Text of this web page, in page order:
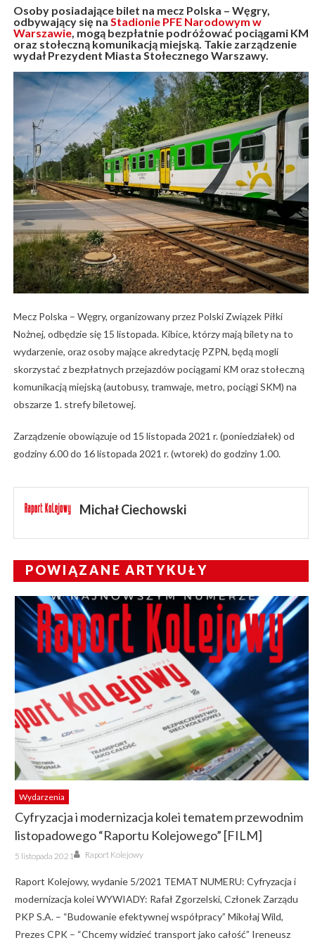
Osoby posiadające bilet na mecz Polska – Węgry,
odbywający się na Stadionie PFE Narodowym w
Warszawie, mogą bezpłatnie podróżować pociągami KM
oraz stołeczną komunikacją miejską. Takie zarządzenie
wydał Prezydent Miasta Stołecznego Warszawy.
Mecz Polska – Węgry, organizowany przez Polski Związek Piłki
Nożnej, odbędzie się 15 listopada. Kibice, którzy mają bilety na to
wydarzenie, oraz osoby mające akredytację PZPN, będą mogli
skorzystać z bezpłatnych przejazdów pociągami KM oraz stołeczną
komunikacją miejską (autobusy, tramwaje, metro, pociągi SKM) na
obszarze 1. strefy biletowej.
Zarządzenie obowiązuje od 15 listopada 2021 r. (poniedziałek) od
godziny 6.00 do 16 listopada 2021 r. (wtorek) do godziny 1.00.
Michał Ciechowski
POWIĄZANE ARTYKUŁY
Wydarzenia
Cyfryzacja i modernizacja kolei tematem przewodnim
listopadowego “Raportu Kolejowego” [FILM]
Posted
on
5 listopada 2021 Author
Raport Kolejowy
Raport Kolejowy, wydanie 5/2021 TEMAT NUMERU: Cyfryzacja i
modernizacja kolei WYWIADY: Rafał Zgorzelski, Członek Zarządu
PKP S.A. – “Budowanie efektywnej współpracy” Mikołaj Wild,
Prezes CPK – “Chcemy widzieć transport jako całość” Ireneusz